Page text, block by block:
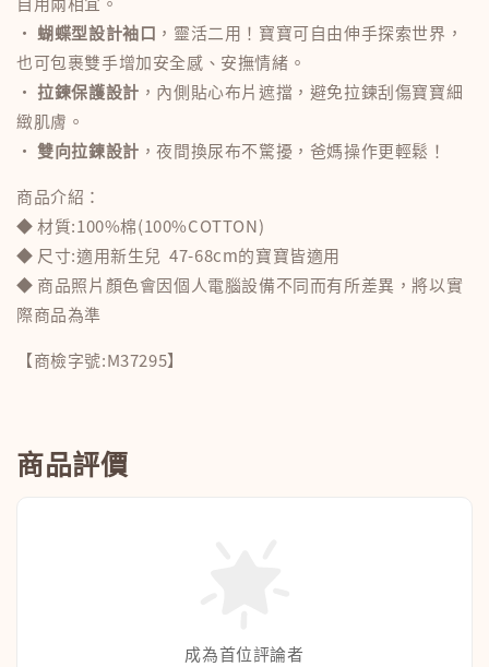
• 蝴蝶型設計袖口 ，靈活二用！寶寶可自由伸手探索世界，
也可包裹雙手增加安全感、安撫情緒。
•拉鍊保護設計 ，內側貼心布片遮擋，避免拉鍊刮傷寶寶細
緻肌膚。
•雙向拉鍊設計 ，夜間換尿布不驚擾，爸媽操作更輕鬆！
商品介紹：
◆ 材質:100%棉(100%COTTON)
◆ 尺寸:適用新生兒 47-68cm的寶寶皆適用
◆ 商品照片顏色會因個人電腦設備不同而有所差異，將以實
際商品為準
【商檢字號:M37295】
商品評價
成為首位評論者